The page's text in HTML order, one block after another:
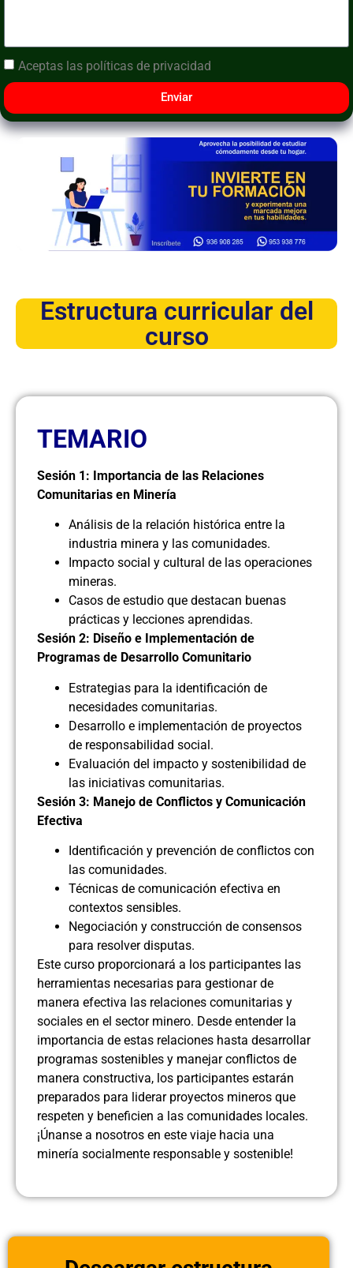
Aceptas las políticas de privacidad
Enviar
Estructura curricular del
curso
TEMARIO
Sesión 1: Importancia de las Relaciones
Comunitarias en Minería
Análisis de la relación histórica entre la
industria minera y las comunidades.
Impacto social y cultural de las operaciones
mineras.
Casos de estudio que destacan buenas
prácticas y lecciones aprendidas.
Sesión 2: Diseño e Implementación de
Programas de Desarrollo Comunitario
Estrategias para la identificación de
necesidades comunitarias.
Desarrollo e implementación de proyectos
de responsabilidad social.
Evaluación del impacto y sostenibilidad de
las iniciativas comunitarias.
Sesión 3: Manejo de Conflictos y Comunicación
Efectiva
Identificación y prevención de conflictos con
las comunidades.
Técnicas de comunicación efectiva en
contextos sensibles.
Negociación y construcción de consensos
para resolver disputas.
Este curso proporcionará a los participantes las
herramientas necesarias para gestionar de
manera efectiva las relaciones comunitarias y
sociales en el sector minero. Desde entender la
importancia de estas relaciones hasta desarrollar
programas sostenibles y manejar conflictos de
manera constructiva, los participantes estarán
preparados para liderar proyectos mineros que
respeten y beneficien a las comunidades locales.
¡Únanse a nosotros en este viaje hacia una
minería socialmente responsable y sostenible!